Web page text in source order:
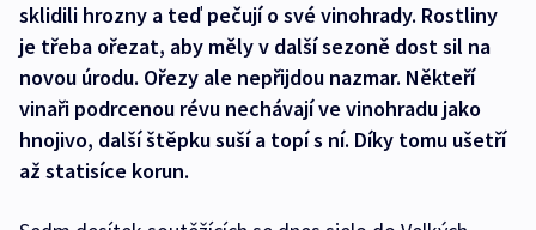
sklidili hrozny a teď pečují o své vinohrady. Rostliny
je třeba ořezat, aby měly v další sezoně dost sil na
novou úrodu. Ořezy ale nepřijdou nazmar. Někteří
vinaři podrcenou révu nechávají ve vinohradu jako
hnojivo, další štěpku suší a topí s ní. Díky tomu ušetří
až statisíce korun.